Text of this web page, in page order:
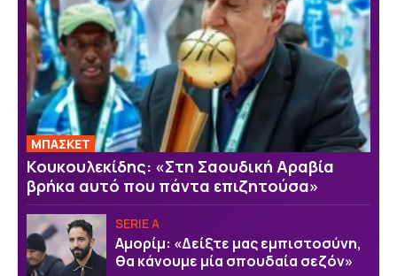
ΜΠΑΣΚΕΤ
Κουκουλεκίδης: «Στη Σαουδική Αραβία
βρήκα αυτό που πάντα επιζητούσα»
SERIE A
Αμορίμ: «Δείξτε μας εμπιστοσύνη,
θα κάνουμε μία σπουδαία σεζόν»